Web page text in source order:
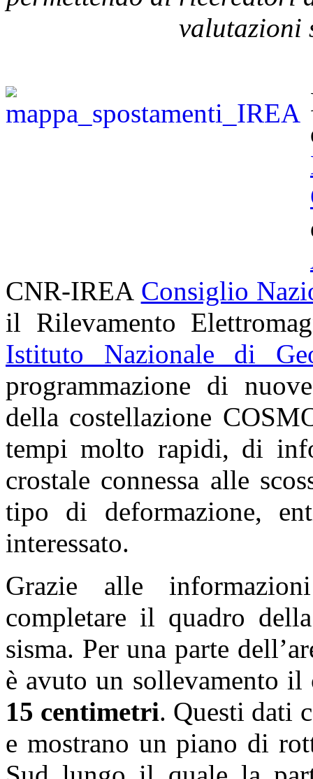
valutazioni
CNR-IREA Consiglio
il Rilevamento
Istituto Nazionale di
programmazione di
della costellazione
tempi molto rapidi, di
crostale connessa alle
tipo di deformazione,
interessato.
Grazie alle
completare il quadro
sisma. Per una parte
è avuto un sollevamento
15 centimetri. Questi dati
e mostrano un piano di